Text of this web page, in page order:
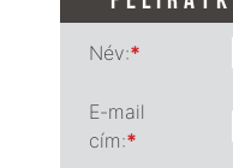
Név:*
E-mail
cím:*